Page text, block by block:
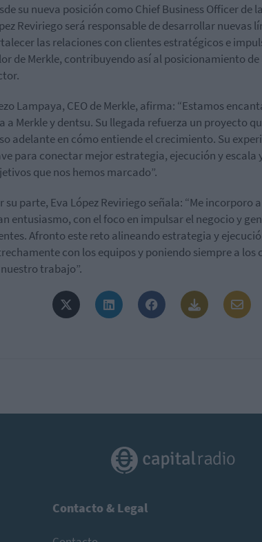
su nueva posición como Chief Business Officer de
Reviriego será responsable de desarrollar nuevas
las relaciones con clientes estratégicos e
de Merkle, contribuyendo así al posicionamiento
Lampaya, CEO de Merkle, afirma: “Estamos
a Merkle y dentsu. Su llegada refuerza un proyecto
adelante en cómo entiende el crecimiento. Su
para conectar mejor estrategia, ejecución y escala
que nos hemos marcado”.
su parte, Eva López Reviriego señala: “Me incorporo
entusiasmo, con el foco en impulsar el negocio y
Afronto este reto alineando estrategia y
con los equipos y poniendo siempre a los
trabajo”.
Contacto & Legal